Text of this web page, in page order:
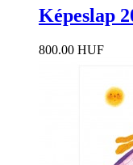
Képeslap
800.00 HUF